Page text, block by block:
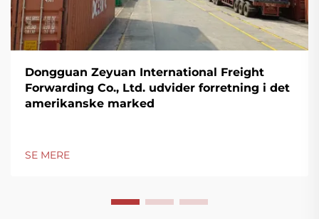
Dongguan Zeyuan International Freight
Forwarding Co., Ltd. udvider forretning i det
amerikanske marked
SE MERE